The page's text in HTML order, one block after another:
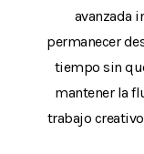
avanzada
permanecer
tiempo sin
mantener la
trabajo